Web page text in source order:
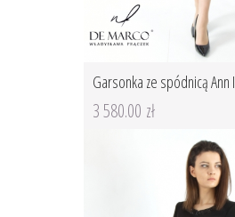
Garsonka ze spódnicą Ann I
3 580.00 zł